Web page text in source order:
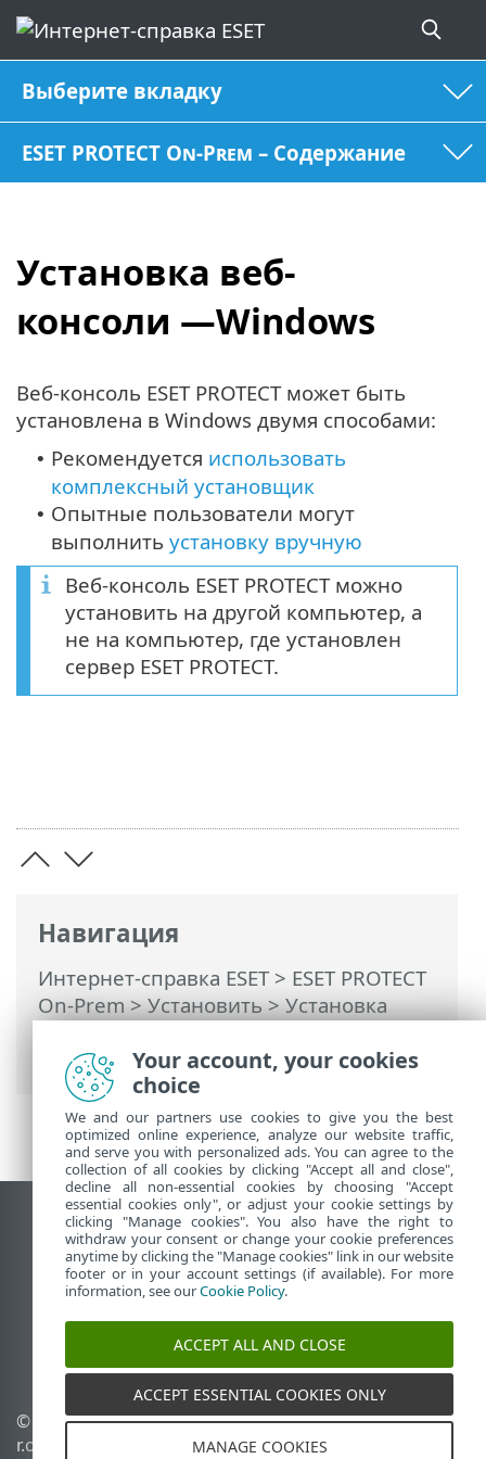
Выберите вкладку
ESET PROTECT On-Prem – Содержание
Установка веб-
консоли —Windows
Навигация
Интернет-справка ESET> ESET PROTECT
On-Prem>Установить>Установка
веб-консоли —Windows
Веб-консоль ESET PROTECT может быть
установлена в Windows двумя способами:
• Рекомендуется использовать
комплексный установщик
• Опытные пользователи могут
выполнить установку вручную
Веб-консоль ESET PROTECT можно
установить на другой компьютер, а
не на компьютер, где установлен
сервер ESET PROTECT.
Использовать сайт для ПК
End of Life
База знаний ESET
ESET Status Portal
Региональная поддержка
© 1992 - 2026 ESET, spol. s
r.o. - Все права защищены.
Управлять файлами
Your account, your cookies
choice
We and our partners use cookies to give you the best
optimized online experience, analyze our website traffic,
and serve you with personalized ads. You can agree to the
collection of all cookies by clicking "Accept all and close",
decline all non-essential cookies by choosing "Accept
essential cookies only", or adjust your cookie settings by
clicking "Manage cookies". You also have the right to
withdraw your consent or change your cookie preferences
anytime by clicking the "Manage cookies" link in our website
footer or in your account settings (if available). For more
information, see ourCookie Policy.
ACCEPT ALL AND CLOSE
ACCEPT ESSENTIAL COOKIES ONLY
MANAGE COOKIES